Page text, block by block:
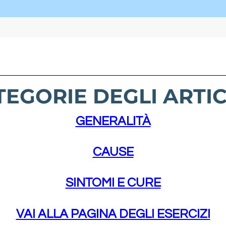
DEGLI
GENERALITÀ
CAUSE
SINTOMI E CURE
VAI ALLA PAGINA DEGLI ESERCIZI